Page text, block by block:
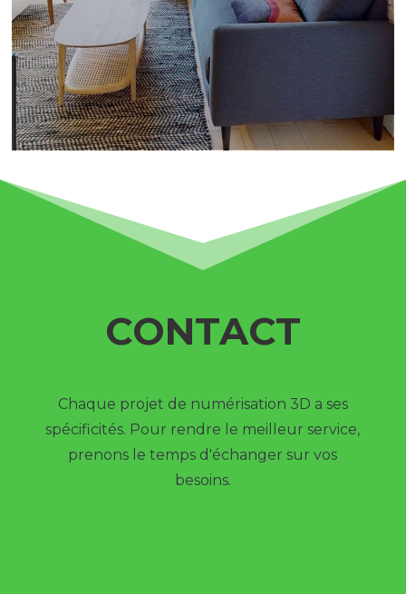
CONTACT
Chaque projet de numérisation 3D a ses
spécificités. Pour rendre le meilleur service,
prenons le temps d'échanger sur vos
besoins.